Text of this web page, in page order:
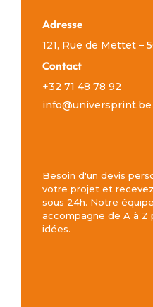
Adresse
121, Rue de Mettet –
Contact
+32 71 48 78 92
info@universprint.be
Besoin d'un devis
votre projet et
sous 24h. Notre
accompagne de A à Z
idées.